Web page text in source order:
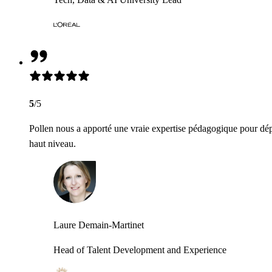
5/5
Pollen nous a apporté une vraie expertise pédagogique pour
haut niveau.
Laure Demain-Martinet
Head of Talent Development and Experience